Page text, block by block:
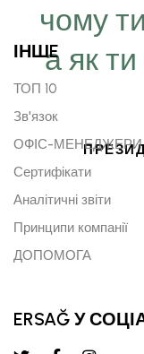
чому
а як
ІНШE
ТОП 10
Зв'язок
ОФІС-МЕНЕДЖЕРИ
Сертифікати
Аналітичні звіти
Принципи компанії
ДОПОМОГА
ERSAĞ У